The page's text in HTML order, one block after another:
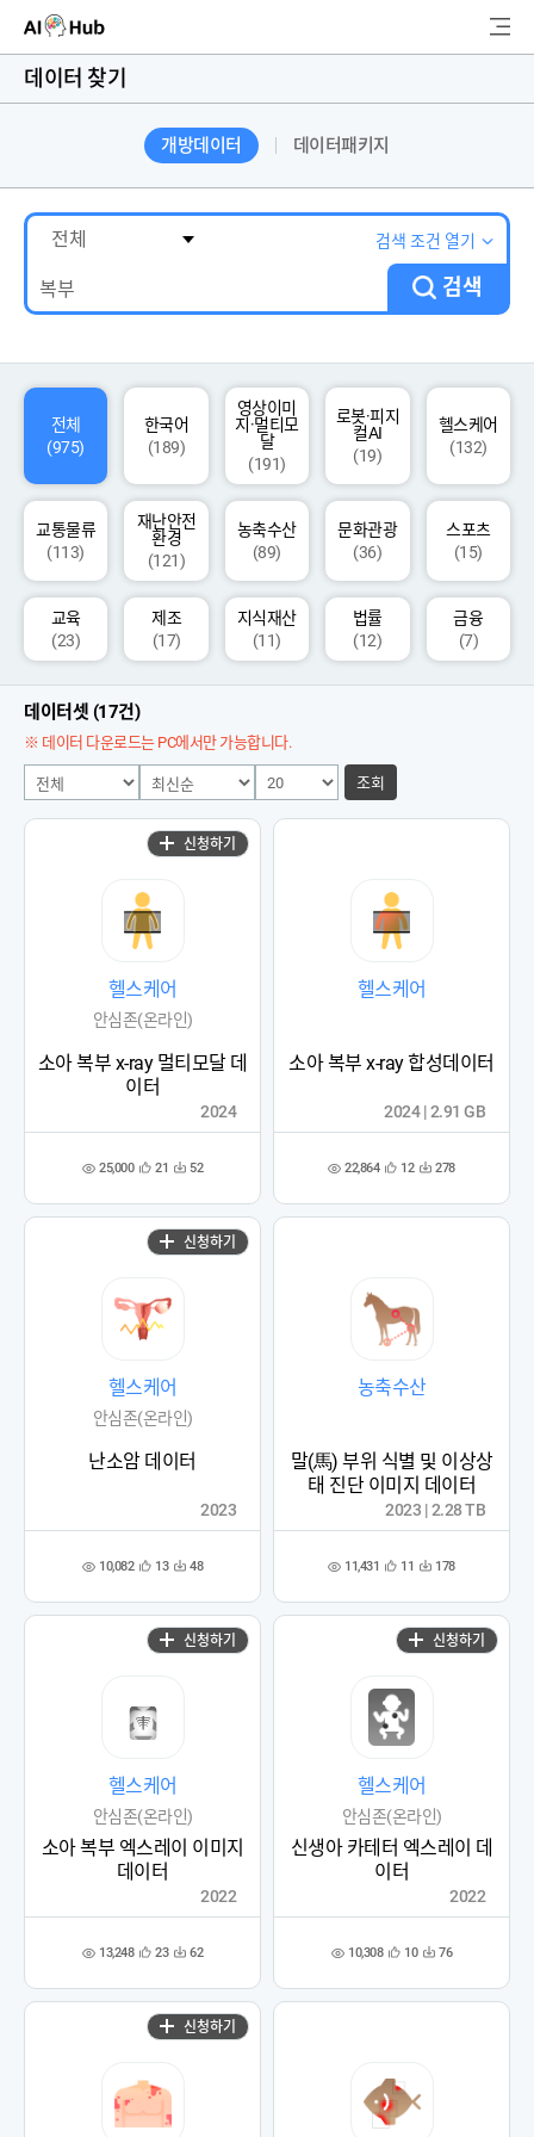
AI-Hub
AI 데이터찾기
AI 허브소개
AI 개발지원
고객지원
색
데이터 찾기
개방데이터 데이터패키지
검색 조건 열기
검색
전체
(975)
한국어
(189)
영상이미
지·멀티모
달
(191)
로봇·피지
컬AI
(19)
헬스케어
(132)
교통물류
(113)
재난안전
환경
(121)
농축수산
(89)
문화관광
(36)
스포츠
(15)
교육
(23)
제조
(17)
지식재산
(11)
법률
(12)
금융
(7)
데이터셋 (17건)
※ 데이터 다운로드는 PC에서만 가능합니다.
조회
헬스케어
안심존(온라인)
소아 복부 x-ray 멀티모달 데
이터
조 25,000 관
록
21 다 52
2024
신청하기
헬스케어
소아 복부 x-ray 합성데이터
조 22,864 관
록
12 다 278
2024 | 2.91 GB
헬스케어
안심존(온라인)
난소암 데이터
조 10,082 관
록
13 다 48
2023
신청하기
농축수산
말(馬) 부위 식별 및 이상상
태 진단 이미지 데이터
조 11,431 관
록
11 다 178
2023 | 2.28 TB
헬스케어
안심존(온라인)
소아 복부 엑스레이 이미지
데이터
조 13,248 관
록
23 다 62
2022
신청하기
헬스케어
안심존(온라인)
신생아 카테터 엑스레이 데
이터
조 10,308 관
록
10 다 76
2022
신청하기
신청하기